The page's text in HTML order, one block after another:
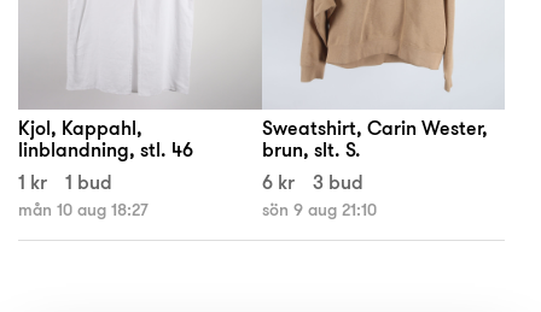
Kjol, Kappahl,
linblandning, stl. 46
1 kr
1 bud
mån 10 aug 18:27
Sweatshirt, Carin Wester,
brun, slt. S.
6 kr
3 bud
sön 9 aug 21:10